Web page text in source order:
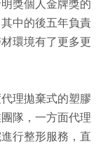
獎個人金牌獎的
中的後五年負責
環境有了更多更
理拋棄式的塑膠
隊，一方面代理
行整形服務，直